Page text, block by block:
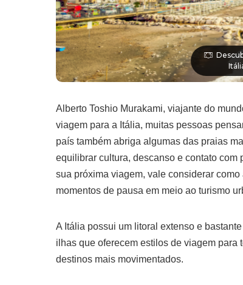
Alberto Toshio Murakami, viajante do
viagem para a Itália, muitas pessoas
país também abriga algumas das praias
equilibrar cultura, descanso e contato
sua próxima viagem, vale considerar
momentos de pausa em meio ao turismo
A Itália possui um litoral extenso e
ilhas que oferecem estilos de viagem
destinos mais movimentados.